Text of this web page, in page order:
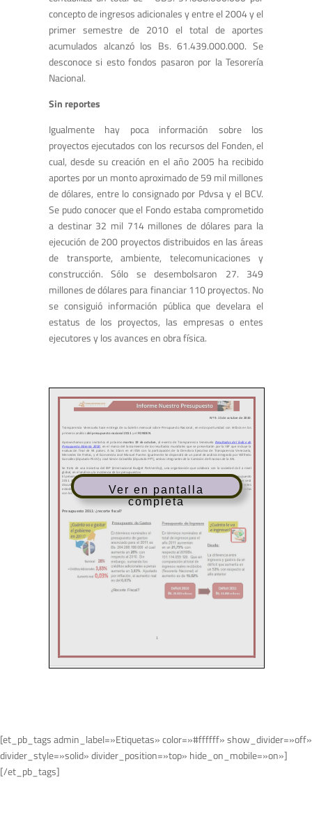
concepto de ingresos adicionales y entre el 2004 y el
primer semestre de 2010 el total de aportes
acumulados alcanzó los Bs. 61.439.000.000. Se
desconoce si esto fondos pasaron por la Tesorería
Nacional.
Sin reportes
Igualmente hay poca información sobre los
proyectos ejecutados con los recursos del Fonden, el
cual, desde su creación en el año 2005 ha recibido
aportes por un monto aproximado de 59 mil millones
de dólares, entre lo consignado por Pdvsa y el BCV.
Se pudo conocer que el Fondo estaba comprometido
a destinar 32 mil 714 millones de dólares para la
ejecución de 200 proyectos distribuidos en las áreas
de transporte, ambiente, telecomunicaciones y
construcción. Sólo se desembolsaron 27. 349
millones de dólares para financiar 110 proyectos. No
se consiguió información pública que develara el
estatus de los proyectos, las empresas o entes
ejecutores y los avances en obra física.
Ver en pantalla
completa
[et_pb_tags admin_label=»Etiquetas» color=»#ffffff» show_divider=»off»
divider_style=»solid» divider_position=»top» hide_on_mobile=»on»]
[/et_pb_tags]